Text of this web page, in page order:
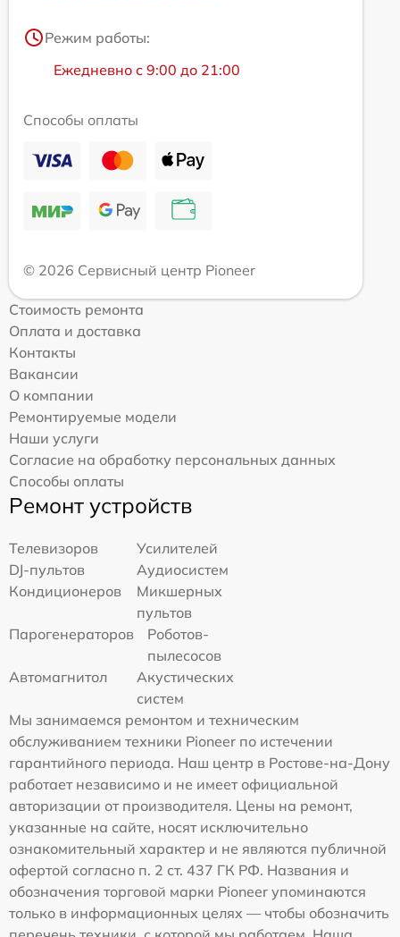
Режим работы:
Ежедневно с 9:00 до 21:00
Способы оплаты
© 2026 Сервисный центр Pioneer
Стоимость ремонта
Оплата и доставка
Контакты
Вакансии
О компании
Ремонтируемые модели
Наши услуги
Согласие на обработку персональных данных
Способы оплаты
Ремонт устройств
Телевизоров
Усилителей
DJ-пультов
Аудиосистем
Кондиционеров
Микшерных
пультов
Парогенераторов
Роботов-
пылесосов
Автомагнитол
Акустических
систем
Мы занимаемся ремонтом и техническим
обслуживанием техники Pioneer по истечении
гарантийного периода. Наш центр в Ростове-на-Дону
работает независимо и не имеет официальной
авторизации от производителя. Цены на ремонт,
указанные на сайте, носят исключительно
ознакомительный характер и не являются публичной
офертой согласно п. 2 ст. 437 ГК РФ. Названия и
обозначения торговой марки Pioneer упоминаются
только в информационных целях — чтобы обозначить